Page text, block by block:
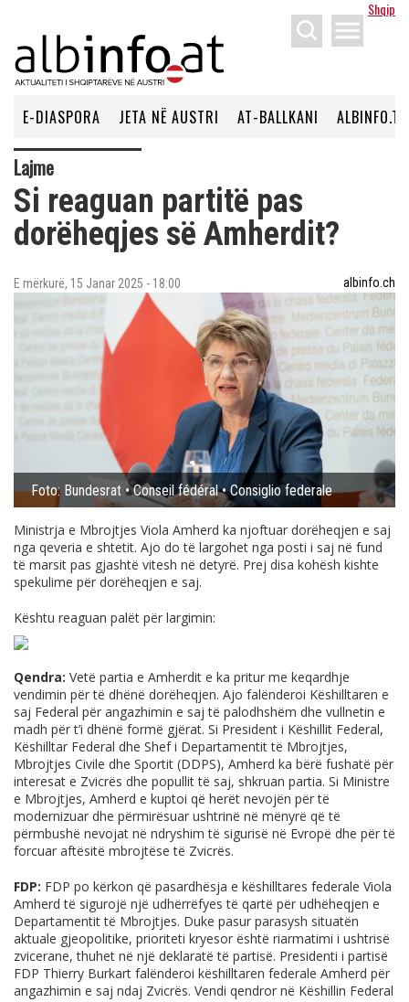
Shqip
menu
E-DIASPORA JETA NË AUSTRI AT-BALLKANI ALBINFO.TV
Lajme
Si reaguan partitë pas
dorëheqjes së Amherdit?
E mërkurë, 15 Janar 2025 - 18:00 albinfo.ch
Foto: Bundesrat • Conseil fédéral • Consiglio federale
Ministrja e Mbrojtjes Viola Amherd ka njoftuar dorëheqjen e saj
nga qeveria e shtetit. Ajo do të largohet nga posti i saj në fund
të marsit pas gjashtë vitesh në detyrë. Prej disa kohësh kishte
spekulime për dorëheqjen e saj.
Kështu reaguan palët për largimin:
Qendra: Vetë partia e Amherdit e ka pritur me keqardhje
vendimin për të dhënë dorëheqjen. Ajo falënderoi Këshilltaren e
saj Federal për angazhimin e saj të palodhshëm dhe vullnetin e
madh për t’i dhënë formë gjërat. Si President i Këshillit Federal,
Këshilltar Federal dhe Shef i Departamentit të Mbrojtjes,
Mbrojtjes Civile dhe Sportit (DDPS), Amherd ka bërë fushatë për
interesat e Zvicrës dhe popullit të saj, shkruan partia. Si Ministre
e Mbrojtjes, Amherd e kuptoi që herët nevojën për të
modernizuar dhe përmirësuar ushtrinë në mënyrë që të
përmbushë nevojat në ndryshim të sigurisë në Evropë dhe për të
forcuar aftësitë mbrojtëse të Zvicrës.
FDP: FDP po kërkon që pasardhësja e këshilltares federale Viola
Amherd të sigurojë një udhërrëfyes të qartë për udhëheqjen e
Departamentit të Mbrojtjes. Duke pasur parasysh situatën
aktuale gjeopolitike, prioriteti kryesor është riarmatimi i ushtrisë
zvicerane, thuhet në një deklaratë të partisë. Presidenti i partisë
FDP Thierry Burkart falënderoi këshilltaren federale Amherd për
angazhimin e saj ndaj Zvicrës. Vendi qendror në Këshillin Federal